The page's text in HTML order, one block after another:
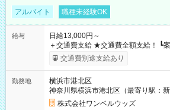
アルバイト 職種未経験OK
給与
日給13,000円～
＋交通費支給 ★交通費全額支給！ ┗案件により規定あり ★日払
いOK！（規定あり） ┗働いたその日
ンビニATMから 日払い分を引き落とせます！ 【
交通費別途支給あり
勤務地
横浜市港北区
神奈川県横浜市港北区（最寄り駅：新
株式会社ワンベルウッズ